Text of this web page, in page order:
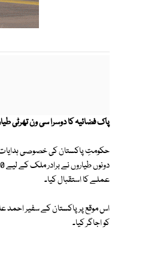
پاک فضائیہ کا دوسرا سی ون تھرٹی
حکومتِ پاکستان کی خصوصی ہدایات
عملے کا استقبال کیا۔
اس موقع پر پاکستان کے سفیر احمد
کو اجاگر کیا۔